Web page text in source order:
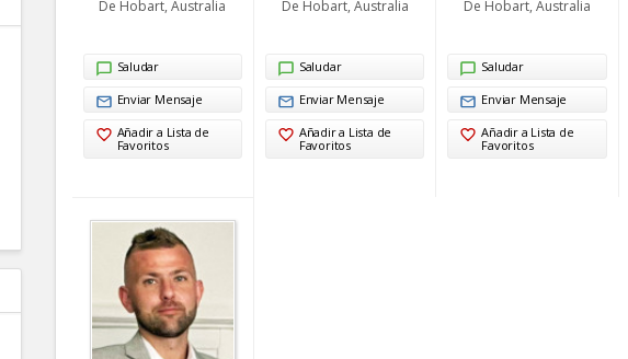
De Hobart, Australia
Saludar
Enviar Mensaje
Añadir a Lista de
Favoritos
De Hobart, Australia
Saludar
Enviar Mensaje
Añadir a Lista de
Favoritos
De Hobart, Australia
Saludar
Enviar Mensaje
Añadir a Lista de
Favoritos